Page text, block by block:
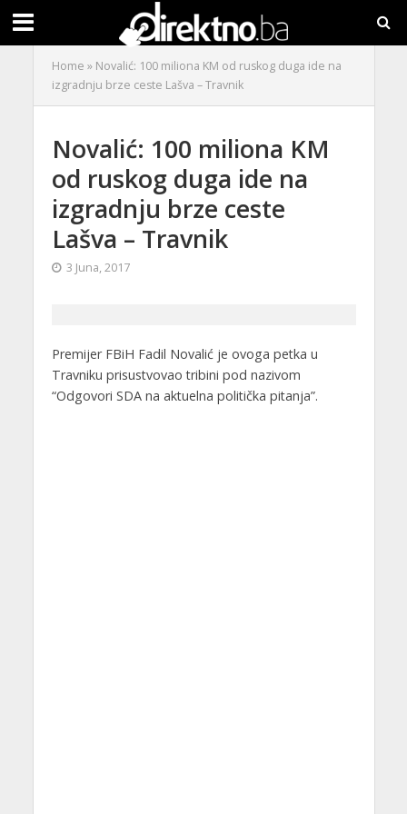
Home » Novalić: 100 miliona KM od ruskog duga ide na
izgradnju brze ceste Lašva – Travnik
Novalić: 100 miliona KM
od ruskog duga ide na
izgradnju brze ceste
Lašva – Travnik
3 Juna, 2017
Premijer FBiH Fadil Novalić je ovoga petka u
Travniku prisustvovao tribini pod nazivom
“Odgovori SDA na aktuelna politička pitanja”.